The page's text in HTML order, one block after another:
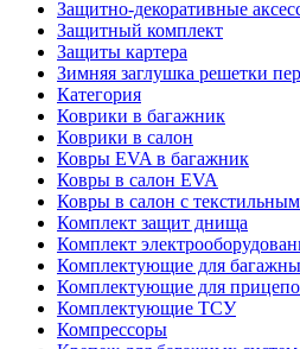
Защитно-декоративные
Защитный комплект
Защиты картера
Зимняя заглушка решетки
Категория
Коврики в багажник
Коврики в салон
Ковры EVA в багажник
Ковры в салон EVA
Ковры в салон с
Комплект защит днища
Комплект
Комплектующие для
Комплектующие для
Комплектующие ТСУ
Компрессоры